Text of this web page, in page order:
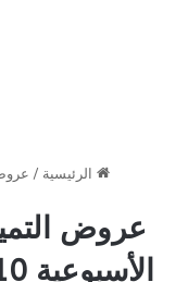
الرئيسية /
عروض